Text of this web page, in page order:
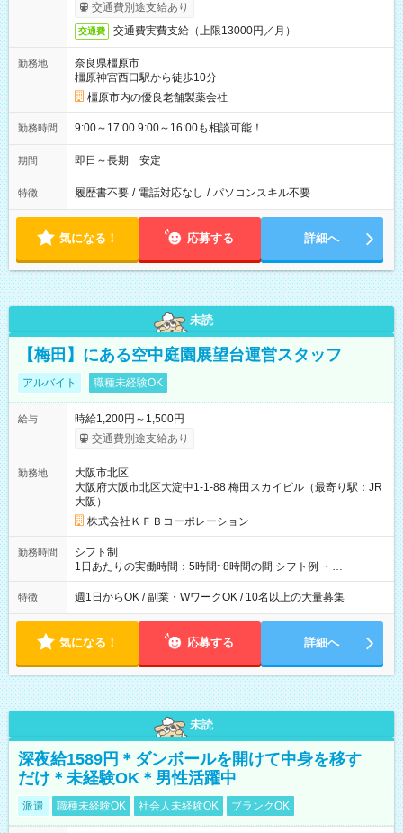
交通費別途支給あり
交通費 交通費実費支給（上限13000円／月）
勤務地
奈良県橿原市
橿原神宮西口駅から徒歩10分
橿原市内の優良老舗製薬会社
勤務時間 9:00～17:00 9:00～16:00も相談可能！
期間 即日～長期 安定
特徴 履歴書不要 / 電話対応なし / パソコンスキル不要
気になる！ 応募する 詳細へ
未読
【梅田】にある空中庭園展望台運営スタッフ
アルバイト 職種未経験OK
給与
時給1,200円～1,500円
交通費別途支給あり
勤務地
大阪市北区
大阪府大阪市北区大淀中1-1-88 梅田スカイビル（最寄り駅：JR
大阪）
株式会社ＫＦＢコーポレーション
勤務時間
シフト制
1日あたりの実働時間：5時間~8時間の間 シフト例 ・
9:30~18:00 実働7.5時間 ・9:30~14:30 実働5時間 ・
16:00~21:30 実働5.5時間
特徴 週1日からOK / 副業・WワークOK / 10名以上の大量募集
気になる！ 応募する 詳細へ
未読
深夜給1589円＊ダンボールを開けて中身を移す
だけ＊未経験OK＊男性活躍中
派遣 職種未経験OK 社会人未経験OK ブランクOK